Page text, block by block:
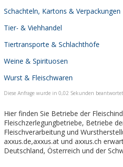
Schachteln, Kartons & Verpackungen
Tier- & Viehhandel
Tiertransporte & Schlachthöfe
Weine & Spirituosen
Wurst & Fleischwaren
Diese Anfrage wurde in 0,02 Sekunden
Hier finden Sie Betriebe der
Fleischzerlegungbetriebe, Betriebe
Fleischverarbeitung und
axxus.de,axxus.at und axxus.ch
Deutschland, Österreich und der